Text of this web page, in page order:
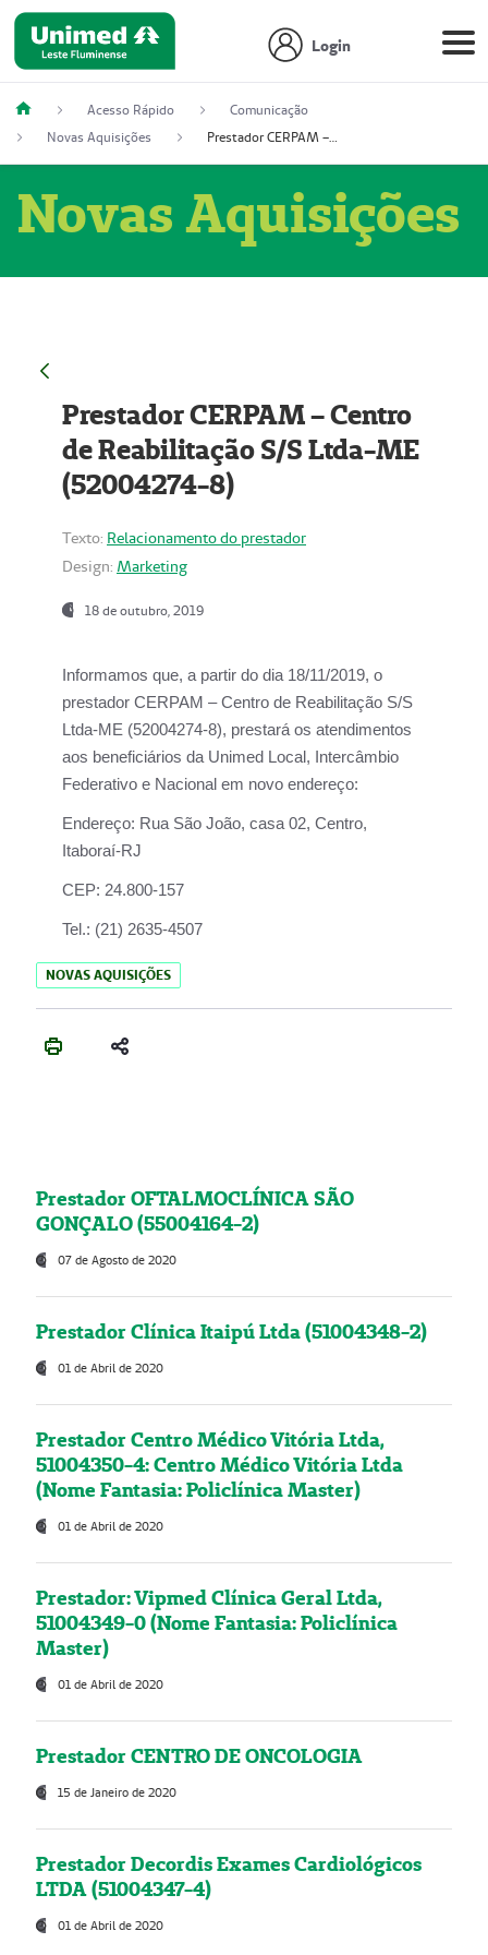
Login
Acesso Rápido
Comunicação
Novas Aquisições
Prestador CERPAM – Centro de Reabilitação S/S Ltda-ME (52004274-8)
Novas Aquisições
Prestador CERPAM – Centro
de Reabilitação S/S Ltda-ME
(52004274-8)
Texto: Relacionamento do prestador
Design: Marketing
18 de outubro, 2019
Informamos que, a partir do dia 18/11/2019, o
prestador CERPAM – Centro de Reabilitação S/S
Ltda-ME (52004274-8), prestará os atendimentos
aos beneficiários da Unimed Local, Intercâmbio
Federativo e Nacional em novo endereço:
Endereço: Rua São João, casa 02, Centro,
Itaboraí-RJ
CEP: 24.800-157
Tel.: (21) 2635-4507
NOVAS AQUISIÇÕES
Prestador OFTALMOCLÍNICA SÃO
GONÇALO (55004164-2)
07 de Agosto de 2020
Prestador Clínica Itaipú Ltda (51004348-2)
01 de Abril de 2020
Prestador Centro Médico Vitória Ltda,
51004350-4: Centro Médico Vitória Ltda
(Nome Fantasia: Policlínica Master)
01 de Abril de 2020
Prestador: Vipmed Clínica Geral Ltda,
51004349-0 (Nome Fantasia: Policlínica
Master)
01 de Abril de 2020
Prestador CENTRO DE ONCOLOGIA
15 de Janeiro de 2020
Prestador Decordis Exames Cardiológicos
LTDA (51004347-4)
01 de Abril de 2020